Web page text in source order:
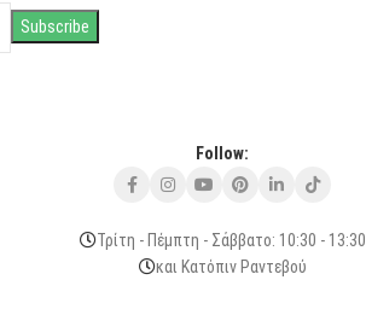
Follow:
Τρίτη - Πέμπτη - Σάββατο: 10:30 - 13:30
και Κατόπιν Ραντεβού